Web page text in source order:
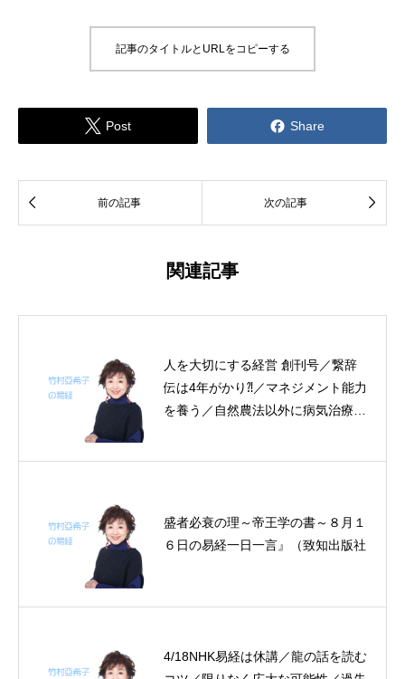
記事のタイトルとURLをコピーする
 Post  Share
 前の記事 次の記事 
関連記事
人を大切にする経営 創刊号／繋辞
伝は4年がかり⁈／マネジメント能力
を養う／自然農法以外に病気治療法
盛者必衰の理～帝王学の書～８月１
６日の易経一日一言』（致知出版社
4/18NHK易経は休講／龍の話を読む